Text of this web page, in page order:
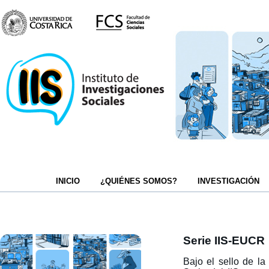
INICIO ¿QUIÉNES SOMOS? INVESTIGACIÓN
Serie IIS-EUCR
Bajo el sello de la